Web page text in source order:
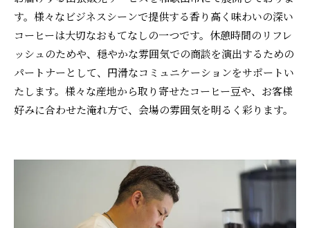
す。様々なビジネスシーンで提供する香り高く味わいの深い
コーヒーは大切なおもてなしの一つです。休憩時間のリフレ
ッシュのためや、穏やかな雰囲気での商談を演出するための
パートナーとして、円滑なコミュニケーションをサポートい
たします。様々な産地から取り寄せたコーヒー豆や、お客様
好みに合わせた淹れ方で、会場の雰囲気を明るく彩ります。